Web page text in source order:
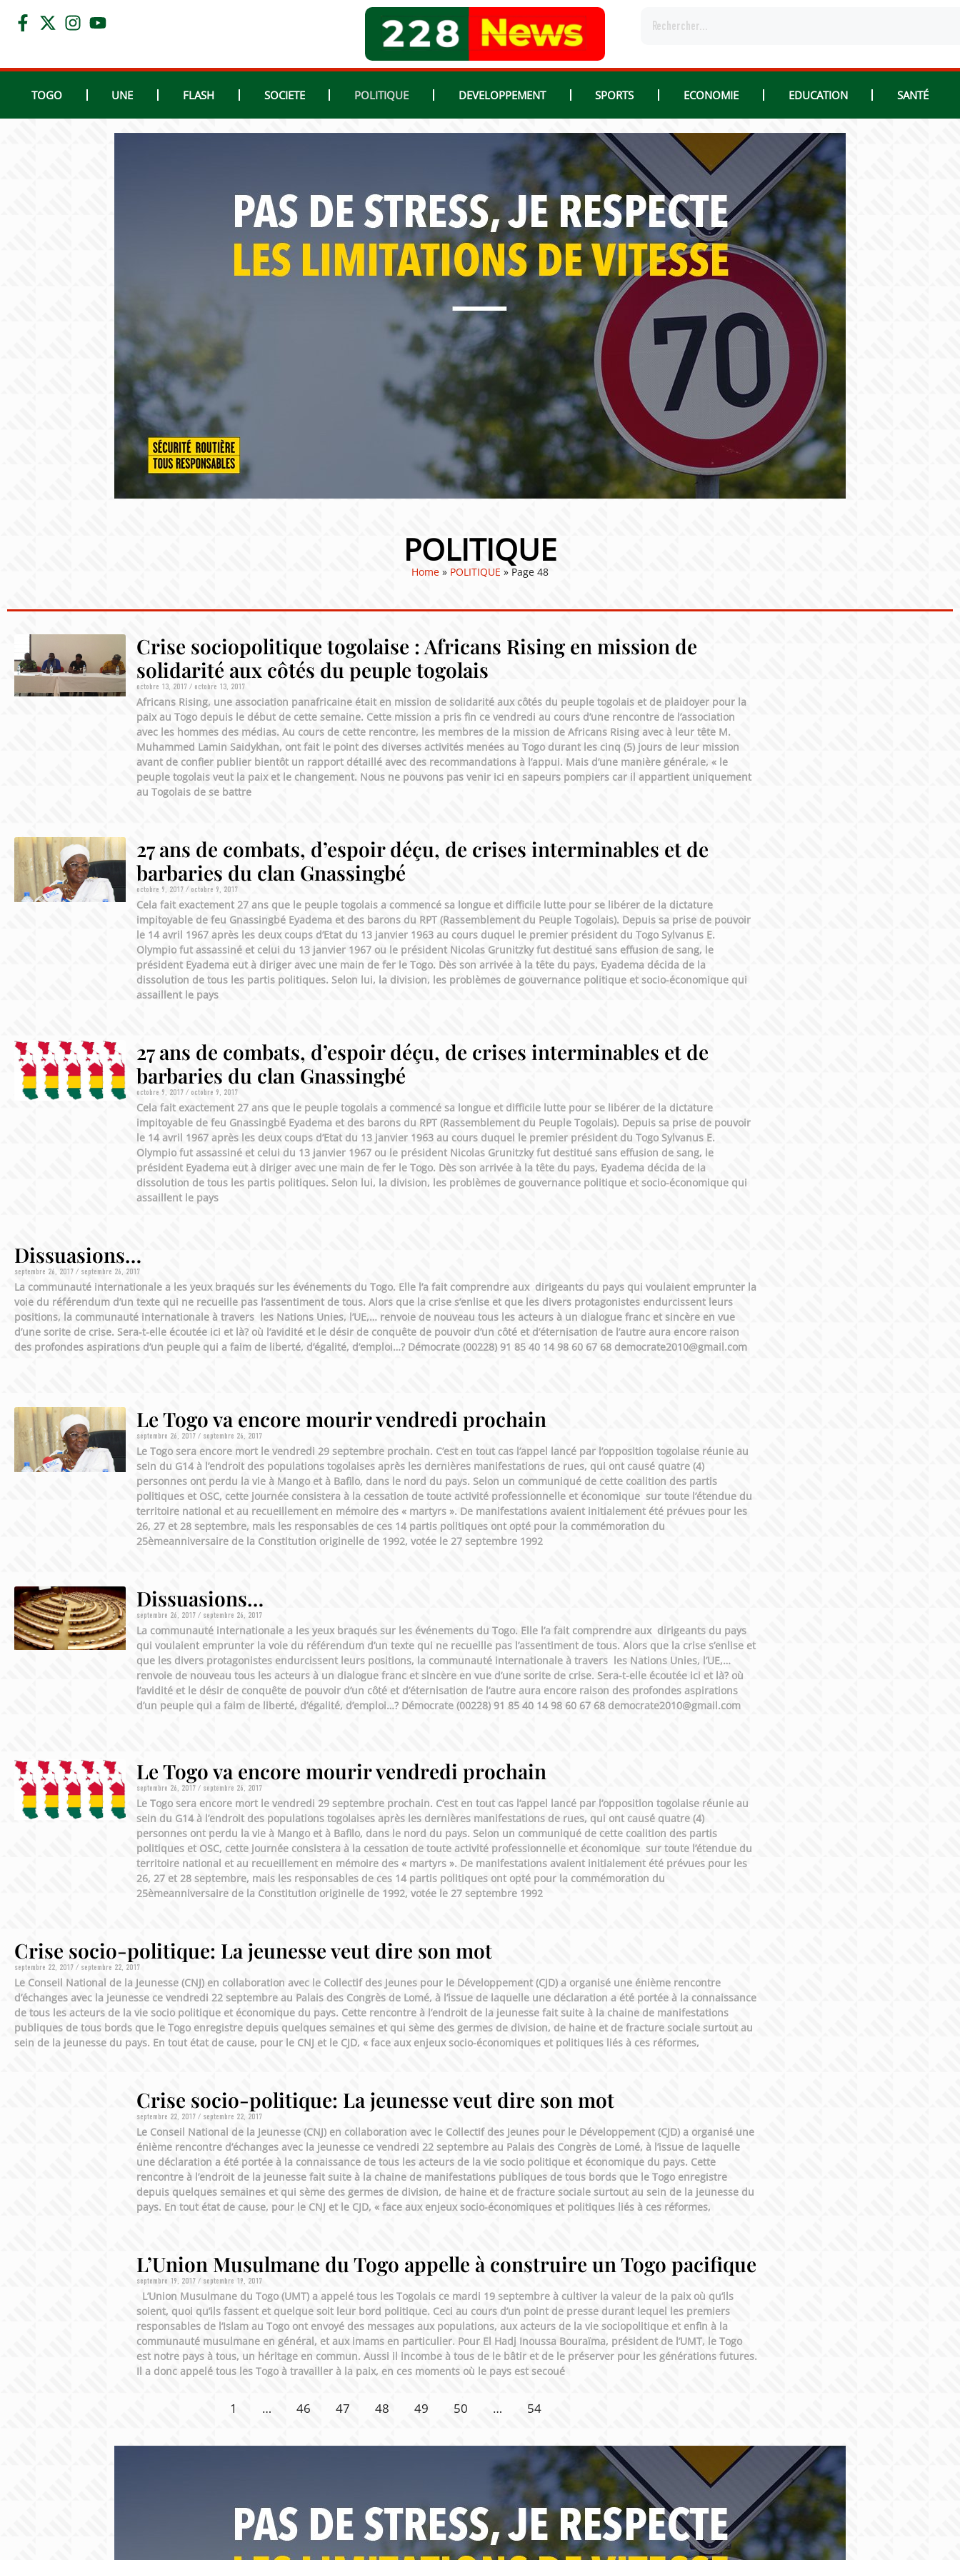
TOGO UNE FLASH SOCIETE POLITIQUE DEVELOPPEMENT SPORTS ECONOMIE EDUCATION SANTÉ
POLITIQUE
Home » POLITIQUE » Page 48
Crise sociopolitique togolaise : Africans Rising en mission de
solidarité aux côtés du peuple togolais
octobre 13, 2017 octobre 13, 2017
Africans Rising, une association panafricaine était en mission de solidarité aux côtés du peuple togolais et de plaidoyer pour la
paix au Togo depuis le début de cette semaine. Cette mission a pris fin ce vendredi au cours d’une rencontre de l’association
avec les hommes des médias. Au cours de cette rencontre, les membres de la mission de Africans Rising avec à leur tête M.
Muhammed Lamin Saidykhan, ont fait le point des diverses activités menées au Togo durant les cinq (5) jours de leur mission
avant de confier publier bientôt un rapport détaillé avec des recommandations à l’appui. Mais d’une manière générale, « le
peuple togolais veut la paix et le changement. Nous ne pouvons pas venir ici en sapeurs pompiers car il appartient uniquement
au Togolais de se battre
27 ans de combats, d’espoir déçu, de crises interminables et de
barbaries du clan Gnassingbé
octobre 9, 2017 octobre 9, 2017
Cela fait exactement 27 ans que le peuple togolais a commencé sa longue et difficile lutte pour se libérer de la dictature
impitoyable de feu Gnassingbé Eyadema et des barons du RPT (Rassemblement du Peuple Togolais). Depuis sa prise de pouvoir
le 14 avril 1967 après les deux coups d’Etat du 13 janvier 1963 au cours duquel le premier président du Togo Sylvanus E.
Olympio fut assassiné et celui du 13 janvier 1967 ou le président Nicolas Grunitzky fut destitué sans effusion de sang, le
président Eyadema eut à diriger avec une main de fer le Togo. Dès son arrivée à la tête du pays, Eyadema décida de la
dissolution de tous les partis politiques. Selon lui, la division, les problèmes de gouvernance politique et socio-économique qui
assaillent le pays
27 ans de combats, d’espoir déçu, de crises interminables et de
barbaries du clan Gnassingbé
octobre 9, 2017 octobre 9, 2017
Cela fait exactement 27 ans que le peuple togolais a commencé sa longue et difficile lutte pour se libérer de la dictature
impitoyable de feu Gnassingbé Eyadema et des barons du RPT (Rassemblement du Peuple Togolais). Depuis sa prise de pouvoir
le 14 avril 1967 après les deux coups d’Etat du 13 janvier 1963 au cours duquel le premier président du Togo Sylvanus E.
Olympio fut assassiné et celui du 13 janvier 1967 ou le président Nicolas Grunitzky fut destitué sans effusion de sang, le
président Eyadema eut à diriger avec une main de fer le Togo. Dès son arrivée à la tête du pays, Eyadema décida de la
dissolution de tous les partis politiques. Selon lui, la division, les problèmes de gouvernance politique et socio-économique qui
assaillent le pays
Dissuasions…
septembre 26, 2017 septembre 26, 2017
La communauté internationale a les yeux braqués sur les événements du Togo. Elle l’a fait comprendre aux dirigeants du pays qui voulaient emprunter la
voie du référendum d’un texte qui ne recueille pas l’assentiment de tous. Alors que la crise s’enlise et que les divers protagonistes endurcissent leurs
positions, la communauté internationale à travers les Nations Unies, l’UE,… renvoie de nouveau tous les acteurs à un dialogue franc et sincère en vue
d’une sorite de crise. Sera-t-elle écoutée ici et là? où l’avidité et le désir de conquête de pouvoir d’un côté et d’éternisation de l’autre aura encore raison
des profondes aspirations d’un peuple qui a faim de liberté, d’égalité, d’emploi…? Démocrate (00228) 91 85 40 14 98 60 67 68 democrate2010@gmail.com
Le Togo va encore mourir vendredi prochain
septembre 26, 2017 septembre 26, 2017
Le Togo sera encore mort le vendredi 29 septembre prochain. C’est en tout cas l’appel lancé par l’opposition togolaise réunie au
sein du G14 à l’endroit des populations togolaises après les dernières manifestations de rues, qui ont causé quatre (4)
personnes ont perdu la vie à Mango et à Bafilo, dans le nord du pays. Selon un communiqué de cette coalition des partis
politiques et OSC, cette journée consistera à la cessation de toute activité professionnelle et économique sur toute l’étendue du
territoire national et au recueillement en mémoire des « martyrs ». De manifestations avaient initialement été prévues pour les
26, 27 et 28 septembre, mais les responsables de ces 14 partis politiques ont opté pour la commémoration du
25èmeanniversaire de la Constitution originelle de 1992, votée le 27 septembre 1992
Dissuasions…
septembre 26, 2017 septembre 26, 2017
La communauté internationale a les yeux braqués sur les événements du Togo. Elle l’a fait comprendre aux dirigeants du pays
qui voulaient emprunter la voie du référendum d’un texte qui ne recueille pas l’assentiment de tous. Alors que la crise s’enlise et
que les divers protagonistes endurcissent leurs positions, la communauté internationale à travers les Nations Unies, l’UE,…
renvoie de nouveau tous les acteurs à un dialogue franc et sincère en vue d’une sorite de crise. Sera-t-elle écoutée ici et là? où
l’avidité et le désir de conquête de pouvoir d’un côté et d’éternisation de l’autre aura encore raison des profondes aspirations
d’un peuple qui a faim de liberté, d’égalité, d’emploi…? Démocrate (00228) 91 85 40 14 98 60 67 68 democrate2010@gmail.com
Le Togo va encore mourir vendredi prochain
septembre 26, 2017 septembre 26, 2017
Le Togo sera encore mort le vendredi 29 septembre prochain. C’est en tout cas l’appel lancé par l’opposition togolaise réunie au
sein du G14 à l’endroit des populations togolaises après les dernières manifestations de rues, qui ont causé quatre (4)
personnes ont perdu la vie à Mango et à Bafilo, dans le nord du pays. Selon un communiqué de cette coalition des partis
politiques et OSC, cette journée consistera à la cessation de toute activité professionnelle et économique sur toute l’étendue du
territoire national et au recueillement en mémoire des « martyrs ». De manifestations avaient initialement été prévues pour les
26, 27 et 28 septembre, mais les responsables de ces 14 partis politiques ont opté pour la commémoration du
25èmeanniversaire de la Constitution originelle de 1992, votée le 27 septembre 1992
Crise socio-politique: La jeunesse veut dire son mot
septembre 22, 2017 septembre 22, 2017
Le Conseil National de la Jeunesse (CNJ) en collaboration avec le Collectif des Jeunes pour le Développement (CJD) a organisé une énième rencontre
d’échanges avec la jeunesse ce vendredi 22 septembre au Palais des Congrès de Lomé, à l’issue de laquelle une déclaration a été portée à la connaissance
de tous les acteurs de la vie socio politique et économique du pays. Cette rencontre à l’endroit de la jeunesse fait suite à la chaine de manifestations
publiques de tous bords que le Togo enregistre depuis quelques semaines et qui sème des germes de division, de haine et de fracture sociale surtout au
sein de la jeunesse du pays. En tout état de cause, pour le CNJ et le CJD, « face aux enjeux socio-économiques et politiques liés à ces réformes,
Crise socio-politique: La jeunesse veut dire son mot
septembre 22, 2017 septembre 22, 2017
Le Conseil National de la Jeunesse (CNJ) en collaboration avec le Collectif des Jeunes pour le Développement (CJD) a organisé une
énième rencontre d’échanges avec la jeunesse ce vendredi 22 septembre au Palais des Congrès de Lomé, à l’issue de laquelle
une déclaration a été portée à la connaissance de tous les acteurs de la vie socio politique et économique du pays. Cette
rencontre à l’endroit de la jeunesse fait suite à la chaine de manifestations publiques de tous bords que le Togo enregistre
depuis quelques semaines et qui sème des germes de division, de haine et de fracture sociale surtout au sein de la jeunesse du
pays. En tout état de cause, pour le CNJ et le CJD, « face aux enjeux socio-économiques et politiques liés à ces réformes,
L’Union Musulmane du Togo appelle à construire un Togo pacifique
septembre 19, 2017 septembre 19, 2017
L’Union Musulmane du Togo (UMT) a appelé tous les Togolais ce mardi 19 septembre à cultiver la valeur de la paix où qu’ils
soient, quoi qu’ils fassent et quelque soit leur bord politique. Ceci au cours d’un point de presse durant lequel les premiers
responsables de l’Islam au Togo ont envoyé des messages aux populations, aux acteurs de la vie sociopolitique et enfin à la
communauté musulmane en général, et aux imams en particulier. Pour El Hadj Inoussa Bouraïma, président de l’UMT, le Togo
est notre pays à tous, un héritage en commun. Aussi il incombe à tous de le bâtir et de le préserver pour les générations futures.
Il a donc appelé tous les Togo à travailler à la paix, en ces moments où le pays est secoué
1 … 46 47 48 49 50 … 54